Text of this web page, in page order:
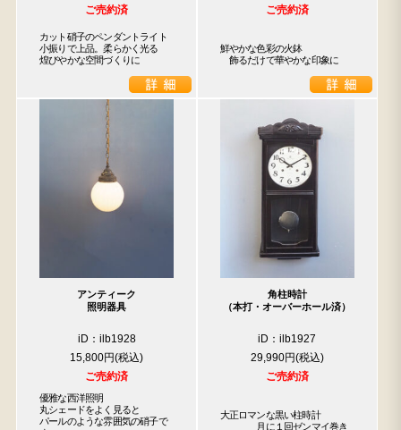
ご売約済
カット硝子のペンダントライト
小振りで上品。柔らかく光る
煌びやかな空間づくりに
ご売約済
鮮やかな色彩の火鉢
飾るだけで華やかな印象に
アンティーク
照明器具
iD：ilb1928
15,800円
ご売約済
優雅な西洋照明
丸シェードをよく見ると
パールのような雰囲気の硝子で
角柱時計
（本打・オーバーホール済）
iD：ilb1927
29,990円
ご売約済
大正ロマンな黒い柱時計
月に１回ゼンマイ巻き